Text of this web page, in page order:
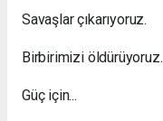
Savaşlar çıkarıyoruz.
Birbirimizi öldürüyoruz.
Güç için...